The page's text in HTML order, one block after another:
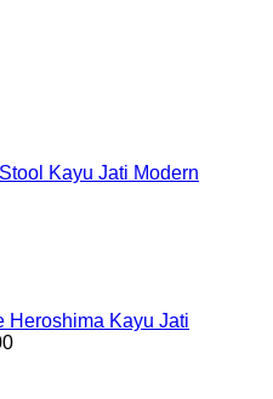
Kayu Jati Modern
Heroshima Kayu Jati